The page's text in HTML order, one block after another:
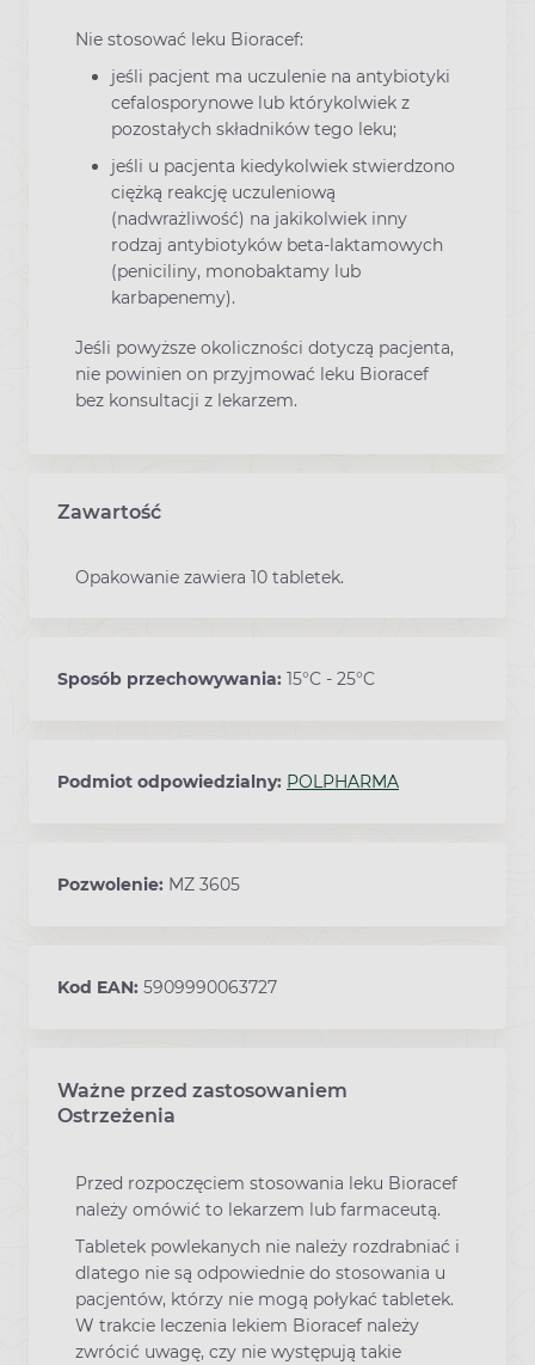
Nie stosować leku Bioracef:
jeśli pacjent ma uczulenie na antybiotyki
cefalosporynowe lub którykolwiek z
pozostałych składników tego leku;
jeśli u pacjenta kiedykolwiek stwierdzono
ciężką reakcję uczuleniową
(nadwrażliwość) na jakikolwiek inny
rodzaj antybiotyków beta-laktamowych
(peniciliny, monobaktamy lub
karbapenemy).
Jeśli powyższe okoliczności dotyczą pacjenta,
nie powinien on przyjmować leku Bioracef
bez konsultacji z lekarzem.
Zawartość
Opakowanie zawiera 10 tabletek.
Sposób przechowywania: 15°C - 25°C
Podmiot odpowiedzialny: POLPHARMA
Pozwolenie: MZ 3605
Kod EAN: 5909990063727
Ważne przed zastosowaniem
Ostrzeżenia
Przed rozpoczęciem stosowania leku Bioracef
należy omówić to lekarzem lub farmaceutą.
Tabletek powlekanych nie należy rozdrabniać i
dlatego nie są odpowiednie do stosowania u
pacjentów, którzy nie mogą połykać tabletek.
W trakcie leczenia lekiem Bioracef należy
zwrócić uwagę, czy nie występują takie